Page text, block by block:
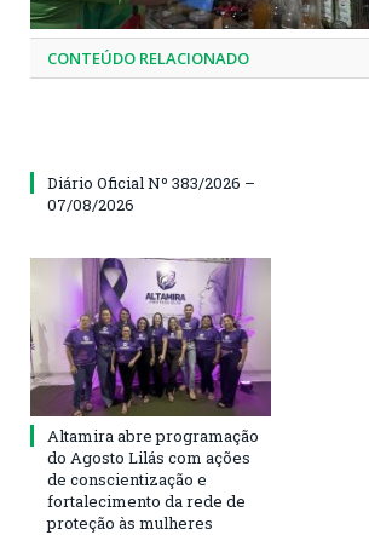
CONTEÚDO RELACIONADO
Diário Oficial Nº 383/2026 –
07/08/2026
Altamira abre programação
do Agosto Lilás com ações
de conscientização e
fortalecimento da rede de
proteção às mulheres